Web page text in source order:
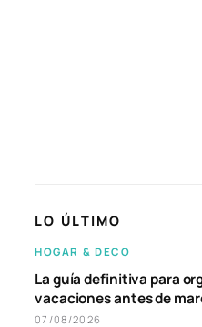
LO ÚLTIMO
HOGAR & DECO
La guía definitiva para
vacaciones antes de
07/08/2026